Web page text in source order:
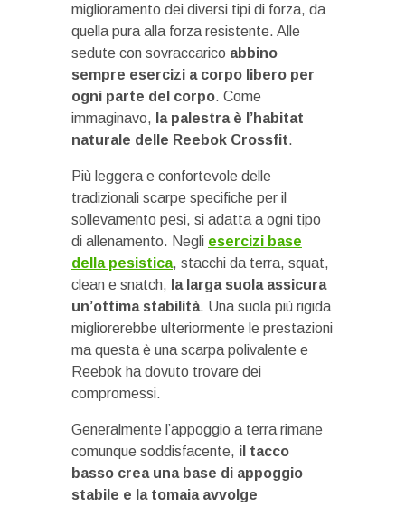
miglioramento dei diversi tipi di forza, da
quella pura alla forza resistente. Alle
sedute con sovraccarico abbino
sempre esercizi a corpo libero per
ogni parte del corpo. Come
immaginavo,
la palestra è l’habitat
naturale delle Reebok Crossfit.
Più leggera e confortevole delle
tradizionali scarpe specifiche per il
sollevamento pesi, si adatta a ogni tipo
di allenamento. Negli esercizi base
della pesistica, stacchi da terra, squat,
clean e snatch,
la larga suola assicura
un’ottima stabilità. Una suola più rigida
migliorerebbe ulteriormente le prestazioni
ma questa è una scarpa polivalente e
Reebok ha dovuto trovare dei
compromessi.
Generalmente l’appoggio a terra rimane
comunque soddisfacente, il tacco
basso crea una base di appoggio
stabile e la tomaia avvolge